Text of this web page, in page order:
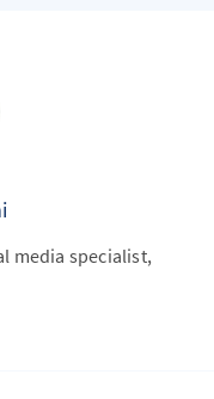
media specialist,